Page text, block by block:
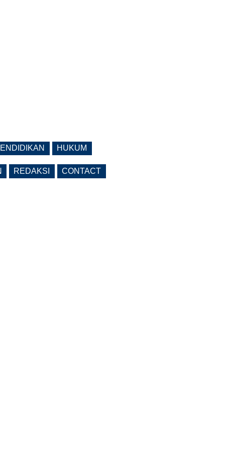
HUKUM
REDAKSI CONTACT